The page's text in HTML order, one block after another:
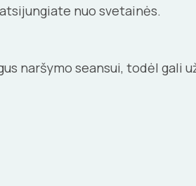
nuo svetainės.
naršymo seansui, todėl gali